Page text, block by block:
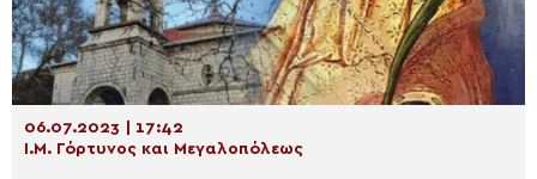
06.07.2023 | 17:42
Ι.Μ. Γόρτυνος και Μεγαλοπόλεως